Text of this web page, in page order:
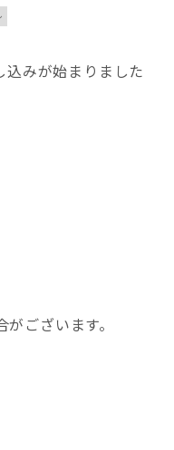
みが始まりました
ございます。